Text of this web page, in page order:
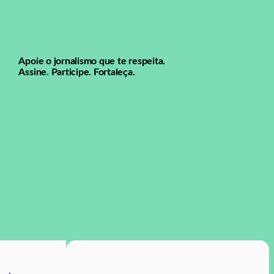
Apoie o jornalismo que te respeita.
Assine. Participe. Fortaleça.